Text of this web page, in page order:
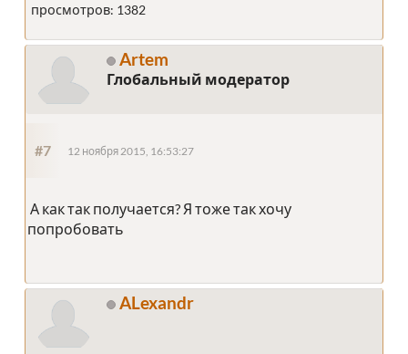
просмотров: 1382
Artem
Глобальный модератор
#7 12 ноября 2015, 16:53:27
А как так получается? Я тоже так хочу
попробовать
ALexandr